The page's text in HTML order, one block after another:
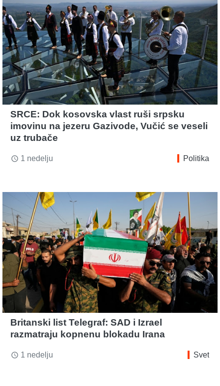
SRCE: Dok kosovska vlast ruši srpsku
imovinu na jezeru Gazivode, Vučić se veseli
uz trubače
access_time 1 nedelju Politika
Britanski list Telegraf: SAD i Izrael
razmatraju kopnenu blokadu Irana
access_time 1 nedelju Svet